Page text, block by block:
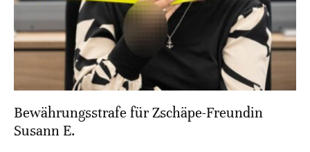
Bewährungsstrafe für Zschäpe-Freundin
Susann E.